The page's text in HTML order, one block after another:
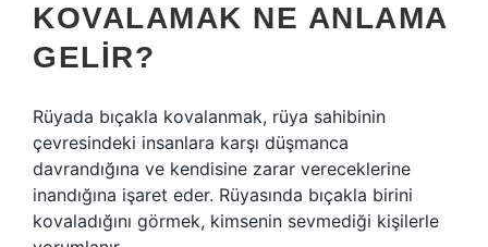
KOVALAMAK NE ANLAMA
GELIR?
Rüyada bıçakla kovalanmak, rüya sahibinin
çevresindeki insanlara karşı düşmanca
davrandığına ve kendisine zarar vereceklerine
inandığına işaret eder. Rüyasında bıçakla birini
kovaladığını görmek, kimsenin sevmediği kişilerle